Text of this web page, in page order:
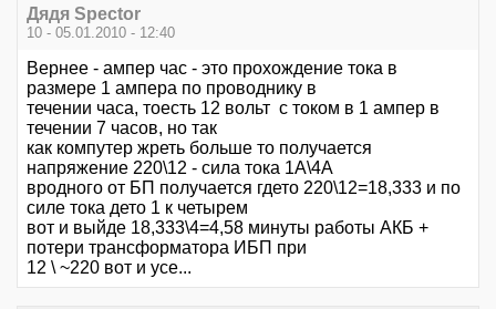
Дядя Speсtor
10 - 05.01.2010 - 12:40
Вернее - ампер час - это прохождение тока в
размере 1 ампера по проводнику в
течении часа, тоесть 12 вольт с током в 1 ампер в
течении 7 часов, но так
как компутер жреть больше то получается
напряжение 220\12 - сила тока 1А\4А
вродного от БП получается гдето 220\12=18,333 и по
силе тока дето 1 к четырем
вот и выйде 18,333\4=4,58 минуты работы АКБ +
потери трансформатора ИБП при
12 \ ~220 вот и усе...